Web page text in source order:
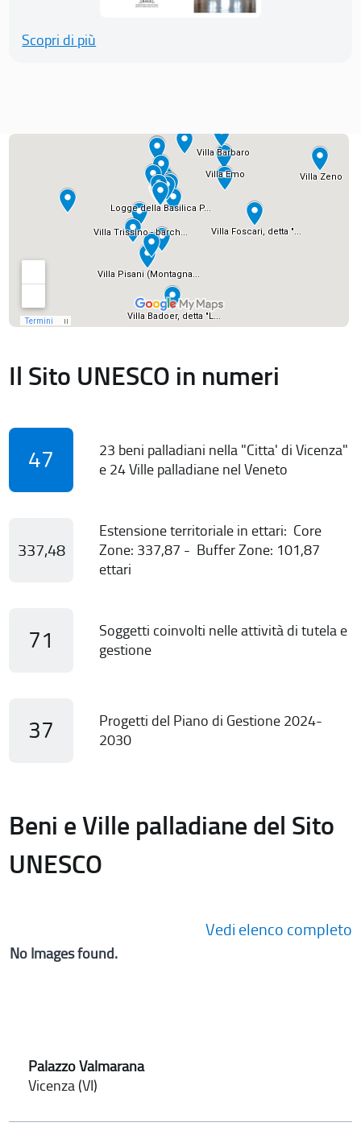
Scopri di più
Il Sito UNESCO in numeri
47
23 beni palladiani nella "Citta' di Vicenza"
e 24 Ville palladiane nel Veneto
337,48
Estensione territoriale in ettari: Core
Zone: 337,87 - Buffer Zone: 101,87
ettari
71
Soggetti coinvolti nelle attività di tutela e
gestione
37
Progetti del Piano di Gestione 2024-
2030
Beni e Ville palladiane del Sito
UNESCO
Vedi elenco completo
No Images found.
Palazzo Valmarana
Vicenza (VI)